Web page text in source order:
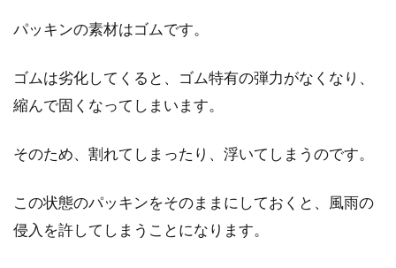
え、...
窓にアルミシートを貼って熱を遮
ら窓に注ぐ日差しが強く、エアコンを使う頻度
も高くな...
パッキンの素材はゴムです。
ゴムは劣化してくると、ゴム特有の弾力がなくなり、
縮んで固くなってしまいます。
そのため、割れてしまったり、浮いてしまうのです。
この状態のパッキンをそのままにしておくと、風雨の
侵入を許してしまうことになります。